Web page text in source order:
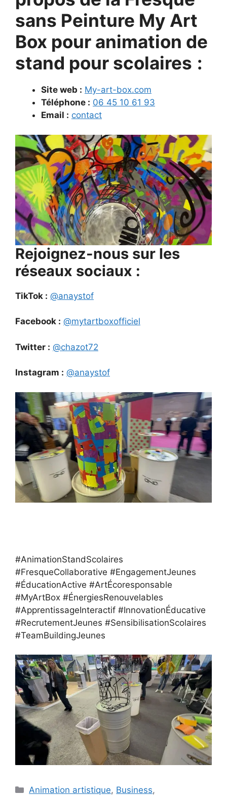
sans Peinture My Art
Box pour animation de
stand pour scolaires :
Site web : My-art-box.com
Téléphone : 06 45 10 61 93
Email : contact
Rejoignez-nous sur les
réseaux sociaux :
TikTok : @anaystof
Facebook : @mytartboxofficiel
Twitter : @chazot72
Instagram : @anaystof
#AnimationStandScolaires
#FresqueCollaborative #EngagementJeunes
#ÉducationActive #ArtÉcoresponsable
#MyArtBox #ÉnergiesRenouvelables
#ApprentissageInteractif #InnovationÉducative
#RecrutementJeunes #SensibilisationScolaires
#TeamBuildingJeunes
Catégories
Animation artistique, Business,